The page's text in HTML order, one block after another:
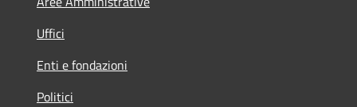
Uffici
Enti e fondazioni
Politici